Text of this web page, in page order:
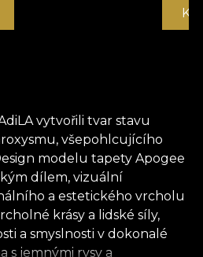
vytvořili tvar stavu
všepohlcujícího
modelu tapety Apogee
dílem, vizuální
a estetického vrcholu
krásy a lidské síly,
a smyslnosti v dokonalé
s jemnými rysy a